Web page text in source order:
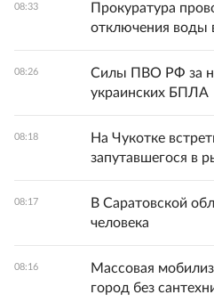
08:33
Прокуратура
отключения воды
08:26
Силы ПВО РФ за
украинских БПЛА
08:18
На Чукотке
запутавшегося в
08:17
В Саратовской
человека
08:16
Массовая
город без